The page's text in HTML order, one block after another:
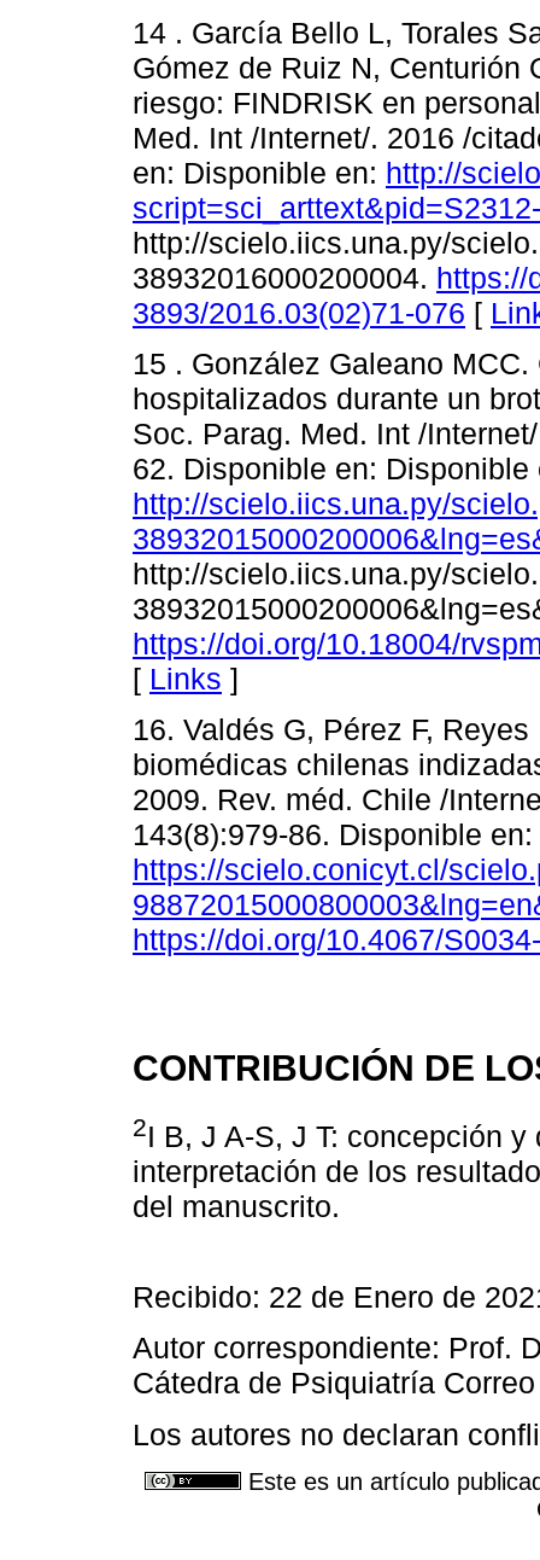
14 . García Bello L, Torales
Gómez de Ruiz N, Centurión
riesgo: FINDRISK en
Med. Int /Internet/. 2016 /
en: Disponible en: http://
http://scielo.iics.una.py/
38932016000200004. https://
3893/2016.03(02)71-076 [
15 . González Galeano
hospitalizados durante un
Soc. Parag. Med. Int /
62. Disponible en: Disponible
http://scielo.iics.una.py/
http://scielo.iics.una.py/
https://doi.org/10.18004/
[ Links ]
16. Valdés G, Pérez F,
biomédicas chilenas
2009. Rev. méd. Chile /
143(8):979-86. Disponible
https://scielo.conicyt.cl/
https://doi.org/10.4067/
CONTRIBUCIÓN DE
2I B, J A-S, J T: concepción
interpretación de los
del manuscrito.
Recibido: 22 de Enero de
Autor correspondiente: Prof.
Cátedra de Psiquiatría
Los autores no declaran
Este es un artículo